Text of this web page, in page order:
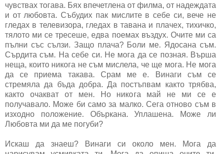
чувствах тогава. Бях впечетлена от филма, от надеждата
и от любовта. Събудих пак мислите в себе си, вече не
гледах в телевизора, гледах в тавана и плачех, тихичко,
тялото ми се тресеше, едва поемах въздух. Очите ми са
пълни със сълзи. Защо плача? Боли ме. Ядосана съм.
Сърдита съм. На себе си. Не мога да се позная. Върша
неща, които никога не съм мислела, че ще мога. Не мога
да се приема такава. Срам ме е. Винаги съм се
стремяла да бъда добра. Да постъпвам както трябва,
както очакват от мен. Но никога май не ми се е
получавало. Може би само за малко. Сега отново съм в
изходно положение. Объркана. Уплашена. Може ли
Любовта ми да ме погуби?
Искаш да знаеш? Винаги си около мен. Мога да